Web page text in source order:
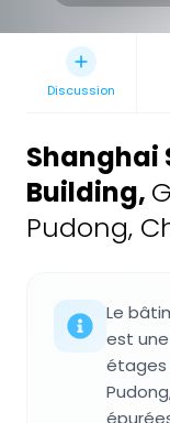
Discussion
Shanghai
Building,
Pudong,
Le
est
étages